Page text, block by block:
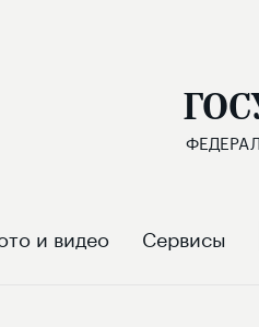
и видео Сервисы